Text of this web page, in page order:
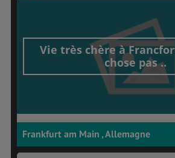
Vie très chère à
chose pas ..
Frankfurt am Main , Allemagne